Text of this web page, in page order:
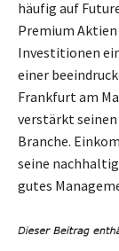
häufig auf
Premium
Investitionen
einer
Frankfurt am
verstärkt
Branche.
seine
gutes